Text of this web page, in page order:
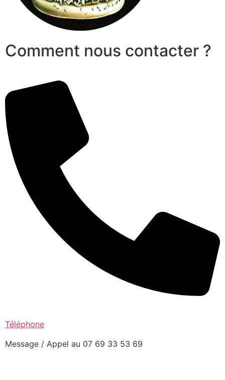
Comment nous contacter ?
Téléphone
Message / Appel au 07 69 33 53 69